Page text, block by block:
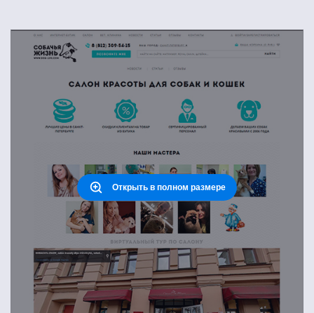
Открыть в полном размере